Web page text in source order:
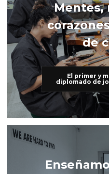
Mentes,
de
El primer y
diplomado de